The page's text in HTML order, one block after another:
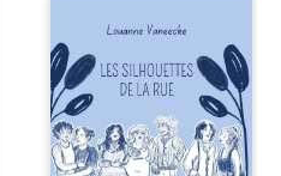
la rue donne la
parole à six
personnages
ordinaires,
traversés par des
pensées, des
émotions et des